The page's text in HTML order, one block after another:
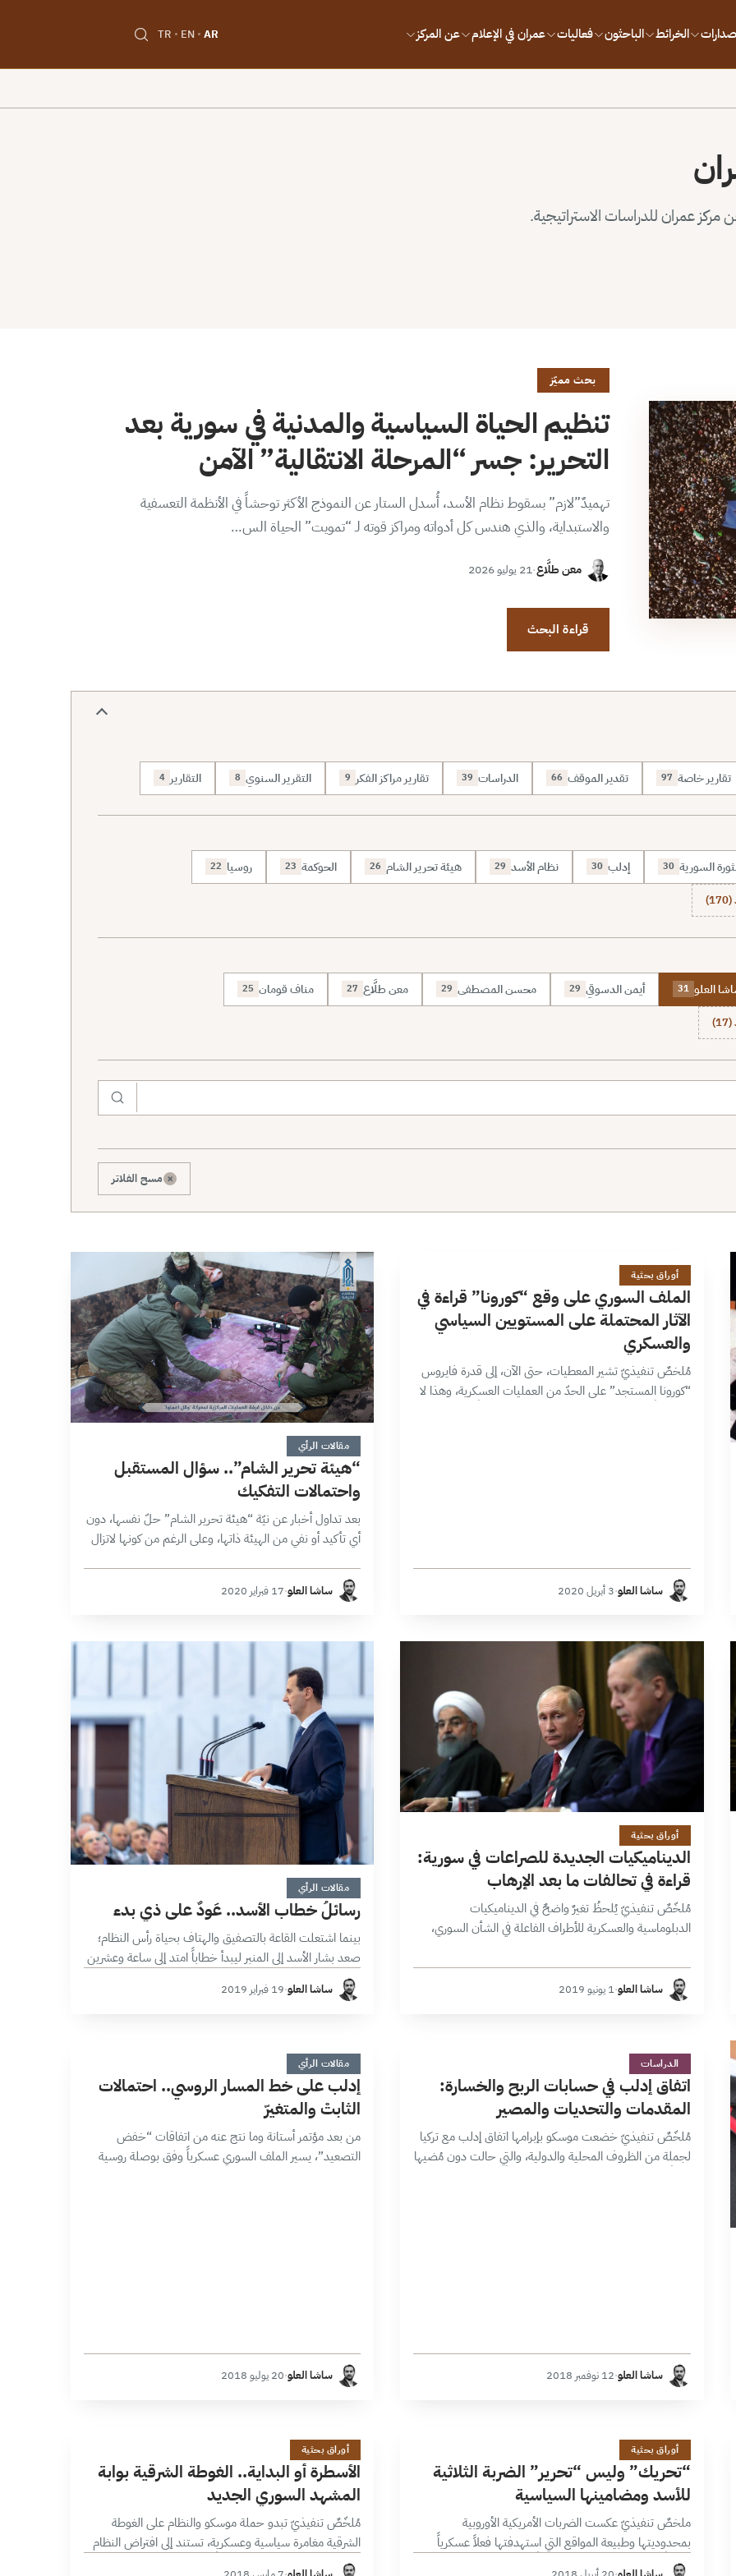
الخرائط الباحثون فعاليات عمران في الإعلام عن المركز AR
EN
TR
عمران للدراسات الاستراتيجية.
بحث مميّز
تنظيم الحياة السياسية والمدنية في سورية بعد
التحرير: جسر “المرحلة الانتقالية” الآمن
تهميدٌ”لازم” بسقوط نظام الأسد، أُسدل الستار عن النموذج الأكثر توحشاً في الأنظمة التعسفية
والاستبداية، والذي هندس كل أدواته ومراكز قوته لـ “تمويت” الحياة الس…
معن طلَّاع·21 يوليو 2026
قراءة البحث
تقارير خاصة 97 تقدير الموقف 66 الدراسات 39 تقارير مراكز الفكر 9 التقرير السنوي 8 التقارير 4
السورية 30 إدلب 30 نظام الأسد 29 هيئة تحرير الشام 26 الحوكمة 23 روسيا 22
العلو 31 أيمن الدسوقي 29 محسن المصطفى 29 معن طلَّاع 27 مناف قومان 25
× مسح الفلاتر
ا
19 دقائق
أوراق بحثية
الملف السوري على وقع “كورونا” قراءة في
الآثار المحتملة على المستويين السياسي
والعسكري
مُلخصٌ تنفيذيّ تشير المعطيات، حتى الآن، إلى قدرة فايروس
“كورونا المستجد” على الحدّ من العمليات العسكرية، وهذا لا
ساشا العلو·3 أبريل 2020
6 دقائق
مقالات الرأي
“هيئة تحرير الشام”.. سؤال المستقبل
واحتمالات التفكيك
بعد تداول أخبار عن نيّة “هيئة تحرير الشام” حلّ نفسها، دون
أي تأكيد أو نفي من الهيئة ذاتها، وعلى الرغم من كونها لاتزال
ساشا العلو·17 فبراير 2020
22 دقائق
أوراق بحثية
الديناميكيات الجديدة للصراعات في سورية:
قراءة في تحالفات ما بعد الإرهاب
مُلخّصٌ تنفيذيّ يُلحظُ تغيرٌ واضحٌ في الديناميكيات
الدبلوماسية والعسكرية للأطراف الفاعلة في الشأن السوري،
الأمر الذي دفع بصراعات وتحالفات جديدة قائمة…
ساشا العلو·1 يونيو 2019
9 دقائق
مقالات الرأي
رسائلُ خطاب الأسد.. عَودٌ على ذي بدء
بينما اشتعلت القاعة بالتصفيق والهتاف بحياة رأس النظام؛
صعد بشار الأسد إلى المنبر ليبدأ خطاباً امتد إلى ساعة وعشرين
دقيقة لم يقطعها سوى أبيات من الشعر الرديء في مدح
القائد…ساشا العلو·19 فبراير 2019
ا
28 دقائق
الدراسات
اتفاق إدلب في حسابات الربح والخسارة:
المقدمات والتحديات والمصير
مُلخّصٌ تنفيذيّ خضعت موسكو بإبرامها اتفاق إدلب مع تركيا
لجملة من الظروف المحلية والدولية، والتي حالت دون مُضيها
ساشا العلو·12 نوفمبر 2018
إ3 دقائق
مقالات الرأي
إدلب على خط المسار الروسي.. احتمالات
الثابتْ والمتغيرّ
من بعد مؤتمر أستانة وما نتج عنه من اتفاقات “خفض
التصعيد”، يسير الملف السوري عسكرياً وفق بوصلة روسية
ساشا العلو·20 يوليو 2018
&
16 دقائق
أوراق بحثية
“تحريك” وليس “تحرير” الضربة الثلاثية
للأسد ومضامينها السياسية
ملخصٌ تنفيذيّ عكست الضربات الأمريكية الأوروبية
بمحدوديتها وطبيعة المواقع التي استهدفتها فعلاً عسكرياً
تأديبياً لنظام الأسد أكثر منه تدميرياً، إذ يبدو أن المضامين
ا
21 دقائق
أوراق بحثية
الأسطرة أو البداية.. الغوطة الشرقية بوابة
المشهد السوري الجديد
مُلخّصٌ تنفيذيّ تبدو حملة موسكو والنظام على الغوطة
الشرقية مغامرة سياسية وعسكرية، تستند إلى افتراض النظام
بأنه الأقوى على الأرض، مستفيداً من فائض القوى الذي